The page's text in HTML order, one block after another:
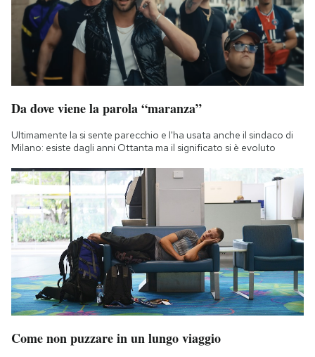
Da dove viene la parola “maranza”
Ultimamente la si sente parecchio e l'ha usata anche il sindaco di
Milano: esiste dagli anni Ottanta ma il significato si è evoluto
Come non puzzare in un lungo viaggio